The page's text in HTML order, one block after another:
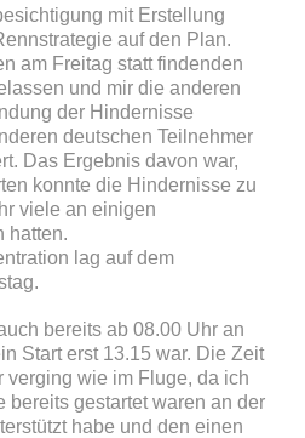
mit Erstellung
auf den Plan.
am Freitag statt findenden
und mir die anderen
der Hindernisse
deutschen Teilnehmer
Das Ergebnis davon war,
konnte die Hindernisse zu
viele an einigen
hatten.
lag auf dem
bereits ab 08.00 Uhr an
Start erst 13.15 war. Die Zeit
verging wie im Fluge, da ich
bereits gestartet waren an der
habe und den einen